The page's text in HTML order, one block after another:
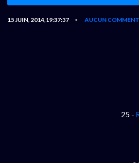
15 JUIN, 2014,19:37:37 • AUCUN
25 -